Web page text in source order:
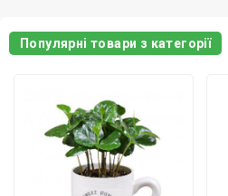
Популярні товари з категорії